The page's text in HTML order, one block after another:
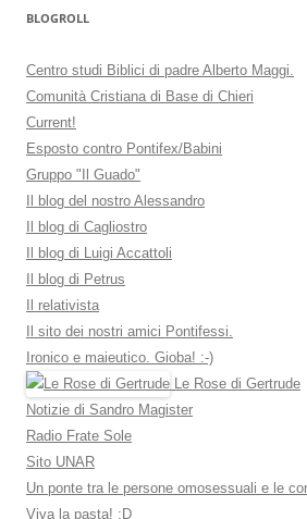
BLOGROLL
Centro studi Biblici di padre Alberto Maggi.
Comunità Cristiana di Base di Chieri
Current!
Esposto contro Pontifex/Babini
Gruppo "Il Guado"
Il blog del nostro Alessandro
Il blog di Cagliostro
Il blog di Luigi Accattoli
Il blog di Petrus
Il relativista
Il sito dei nostri amici Pontifessi.
Ironico e maieutico. Gioba! :-)
Le Rose di Gertrude
Notizie di Sandro Magister
Radio Frate Sole
Sito UNAR
Un ponte tra le persone omosessuali e le
Viva la pasta! :D